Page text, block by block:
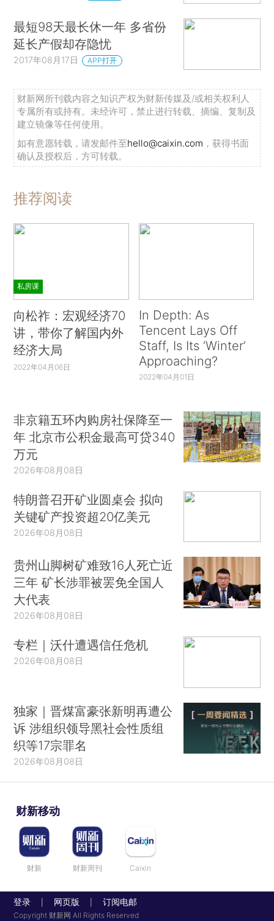
最短98天最长休一年 多省份
延长产假却存隐忧
2017年08月17日 APP打开
财新网所刊载内容之知识产权为财新传媒及/或相关权利人
专属所有或持有。未经许可，禁止进行转载、摘编、复制及
建立镜像等任何使用。
如有意愿转载，请发邮件至hello@caixin.com ，获得书面
确认及授权后，方可转载。
推荐阅读
私房课
向松祚：宏观经济70
讲，带你了解国内外
经济大局
2022年04月06日
In Depth: As
Tencent Lays Off
Staff, Is Its ‘Winter’
Approaching?
2022年04月01日
非京籍五环内购房社保降至一
年 北京市公积金最高可贷340
万元
2026年08月08日
特朗普召开矿业圆桌会 拟向
关键矿产投资超20亿美元
2026年08月08日
贵州山脚树矿难致16人死亡近
三年 矿长涉罪被罢免全国人
大代表
2026年08月08日
专栏｜沃什遭遇信任危机
2026年08月08日
独家｜晋煤富豪张新明再遭公
诉 涉组织领导黑社会性质组
织等17宗罪名
2026年08月08日
财新移动
财新 财新周刊 Caixin
登录 网页版 订阅电邮
Copyright 财新网 All Rights Reserved